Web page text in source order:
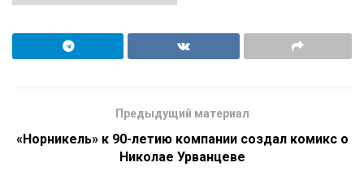
Предыдущий материал
«Норникель» к 90-летию компании создал комикс о
Николае Урванцеве